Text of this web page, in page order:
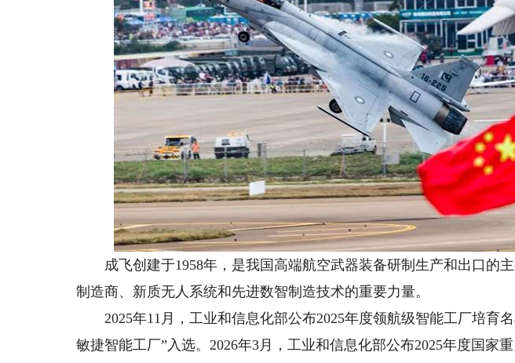
成飞创建于1958年，是我国高端航空武器装备研制生产和出口的
制造商、新质无人系统和先进数智制造技术的重要力量。
2025年11月，工业和信息化部公布2025年度领航级智能工厂培育
敏捷智能工厂”入选。2026年3月，工业和信息化部公布2025年度国家